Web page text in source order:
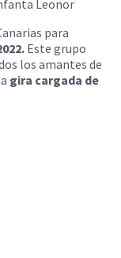
Leonor
para
Este grupo
los amantes de
gira cargada de